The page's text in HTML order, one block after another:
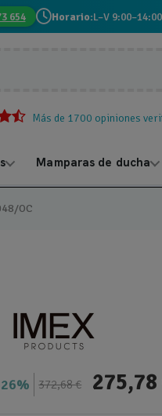
654 Horario:L–V 9:00–14:00
Más de 1700 opiniones
Mamparas de ducha
OC
26% 372,68 € 275,78